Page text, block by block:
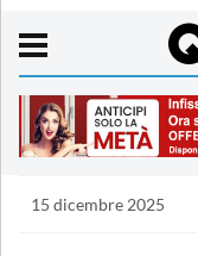
15 dicembre 2025